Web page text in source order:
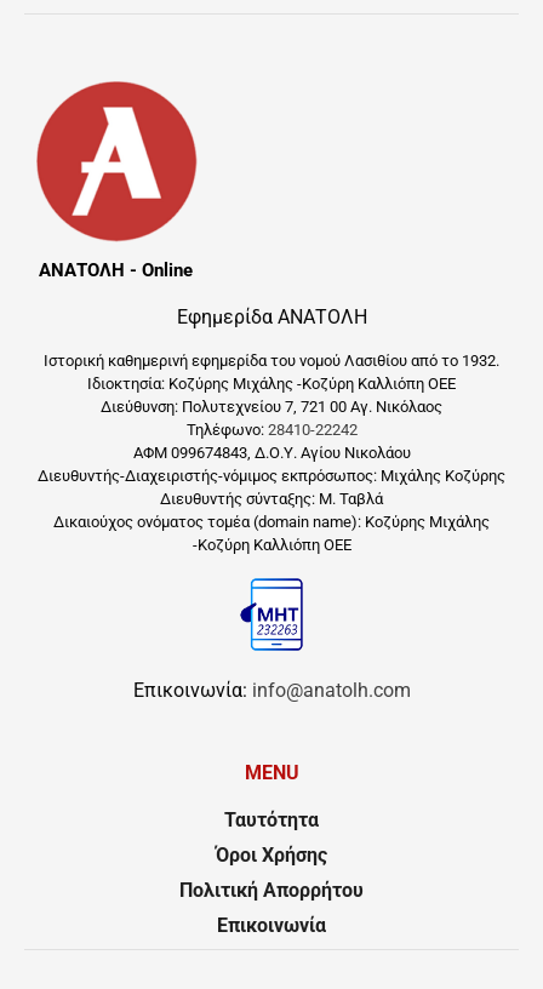
ΑΝΑΤΟΛΗ - Online
Εφημερίδα ΑΝΑΤΟΛΗ
Ιστορική καθημερινή εφημερίδα του νομού Λασιθίου από το 1932.
Ιδιοκτησία: Κοζύρης Μιχάλης -Κοζύρη Καλλιόπη ΟΕΕ
Διεύθυνση: Πολυτεχνείου 7, 721 00 Αγ. Νικόλαος
Τηλέφωνο: 28410-22242
ΑΦΜ 099674843, Δ.Ο.Υ. Αγίου Νικολάου
Διευθυντής-Διαχειριστής-νόμιμος εκπρόσωπος: Μιχάλης Κοζύρης
Διευθυντής σύνταξης: Μ. Ταβλά
Δικαιούχος ονόματος τομέα (domain name): Κοζύρης Μιχάλης
-Κοζύρη Καλλιόπη ΟΕΕ
Επικοινωνία: info@anatolh.com
MENU
Ταυτότητα
Όροι Χρήσης
Πολιτική Απορρήτου
Επικοινωνία